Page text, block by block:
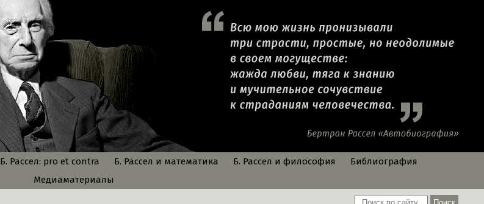
Б. Рассел: pro et contra Б. Рассел и математика Б. Рассел и философия
Библиография
Медиаматериалы